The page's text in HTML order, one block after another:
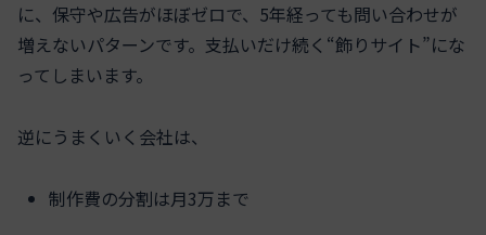
に、保守や広告がほぼゼロで、5年経っても問い合わせが
増えないパターンです。支払いだけ続く“飾りサイト”にな
ってしまいます。
逆にうまくいく会社は、
制作費の分割は月3万まで